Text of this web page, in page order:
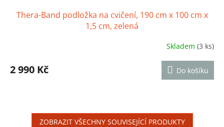
Thera-Band podložka na cvičení, 190 cm x 100 cm x
1,5 cm, zelená
produktu
je
hvězdiček.
Skladem(3 ks)
2 990 Kč Do košíku
ZOBRAZIT VŠECHNY SOUVISEJÍCÍ PRODUKTY